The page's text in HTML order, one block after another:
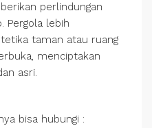
perlindungan
Pergola lebih
taman atau ruang
menciptakan
asri.
bisa hubungi :